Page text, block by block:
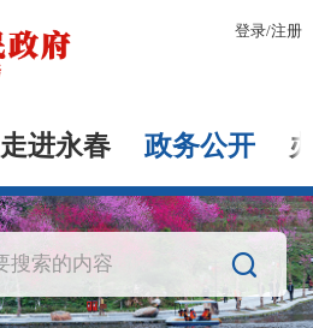
登录/注册
走进永春 政务公开
